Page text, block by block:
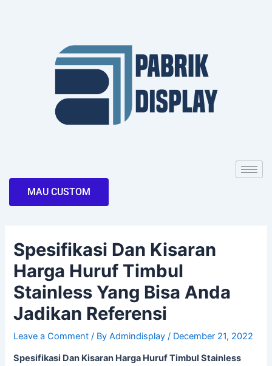
MAU CUSTOM
Spesifikasi Dan Kisaran
Harga Huruf Timbul
Stainless Yang Bisa Anda
Jadikan Referensi
Leave a Comment / ByAdmindisplay/ December 21, 2022
Spesifikasi Dan Kisaran Harga Huruf Timbul Stainless